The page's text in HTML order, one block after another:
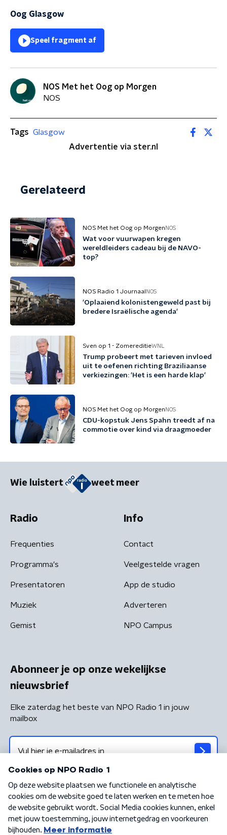
Oog Glasgow
Speel fragment af
NOS Met het Oog op Morgen
NOS
Tags Glasgow
Advertentie via ster.nl
Gerelateerd
NOS Met het Oog op Morgen NOS
Wat voor vuurwapen kregen
wereldleiders cadeau bij de NAVO-
top?
NOS Radio 1 Journaal NOS
'Oplaaiend kolonistengeweld past bij
bredere Israëlische agenda'
Sven op 1 - ZomereditieWNL
Trump probeert met tarieven invloed
uit te oefenen richting Braziliaanse
verkiezingen: 'Het is een harde klap'
NOS Met het Oog op Morgen NOS
CDU-kopstuk Jens Spahn treedt af na
commotie over kind via draagmoeder
Wie luistert weet meer
Radio
Frequenties
Programma's
Presentatoren
Muziek
Gemist
Info
Contact
Veelgestelde vragen
App de studio
Adverteren
NPO Campus
Abonneer je op onze wekelijkse
nieuwsbrief
Elke zaterdag het beste van NPO Radio 1 in jouw
mailbox
Algemene voorwaarden